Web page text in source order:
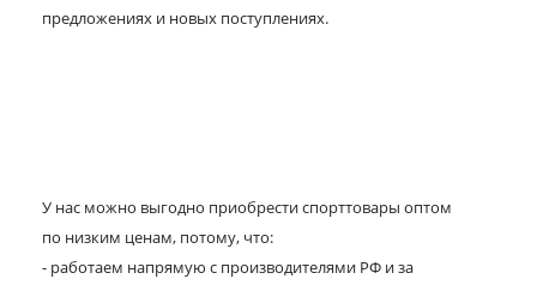
предложениях и новых поступлениях.
У нас можно выгодно приобрести спорттовары оптом
по низким ценам, потому, что:
- работаем напрямую с производителями РФ и за